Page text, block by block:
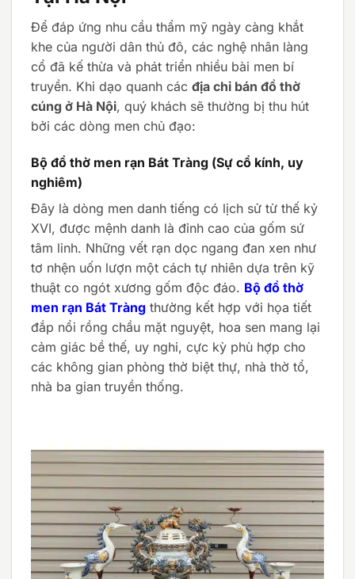
Để đáp ứng nhu cầu thẩm mỹ ngày càng khắt
khe của người dân thủ đô, các nghệ nhân làng
cổ đã kế thừa và phát triển nhiều bài men bí
truyền. Khi dạo quanh các địa chỉ bán đồ thờ
cúng ở Hà Nội, quý khách sẽ thường bị thu hút
bởi các dòng men chủ đạo:
Bộ đồ thờ men rạn Bát Tràng (Sự cổ kính, uy
nghiêm)
Đây là dòng men danh tiếng có lịch sử từ thế kỷ
XVI, được mệnh danh là đỉnh cao của gốm sứ
tâm linh. Những vết rạn dọc ngang đan xen như
tơ nhện uốn lượn một cách tự nhiên dựa trên kỹ
thuật co ngót xương gốm độc đáo. Bộ đồ thờ
men rạn Bát Tràng thường kết hợp với họa tiết
đắp nổi rồng chầu mặt nguyệt, hoa sen mang lại
cảm giác bề thế, uy nghi, cực kỳ phù hợp cho
các không gian phòng thờ biệt thự, nhà thờ tổ,
nhà ba gian truyền thống.